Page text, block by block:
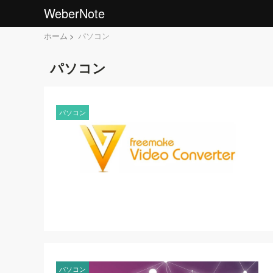
WeberNote
ホーム パソコン
パソコン
パソコン
パソコン